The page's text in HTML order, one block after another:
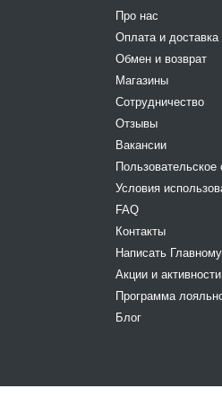
Про нас
Оплата и доставка
Обмен и возврат
Магазины
Сотрудничество
Отзывы
Вакансии
Пользовательское
Условия
FAQ
Контакты
Написать Главному
Акции и активности
Программа
Блог